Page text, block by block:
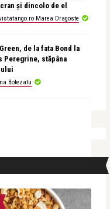
și dincolo de el
Marea Dragoste
de la fata Bond la
Peregrine, stăpâna
Botezatu